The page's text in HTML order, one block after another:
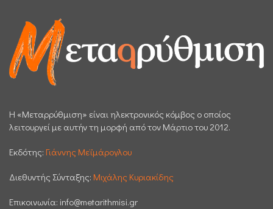
H «Μεταρρύθμιση» είναι ηλεκτρονικός κόμβος ο οποίος
λειτουργεί με αυτήν τη μορφή από τον Μάρτιο του 2012.
Εκδότης: Γιάννης Μεϊμάρογλου
Διεθυντής Σύνταξης: Μιχάλης Κυριακίδης
Επικοινωνία: info@metarithmisi.gr